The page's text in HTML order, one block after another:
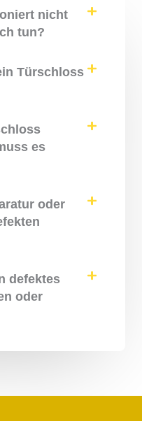
nicht
tun?
Türschloss
es
oder
defektes
oder